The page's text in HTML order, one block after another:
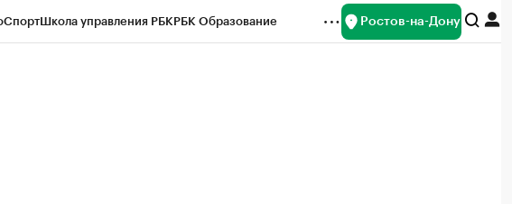
СпортШкола управления РБКРБК Образование Ростов-на-Дону